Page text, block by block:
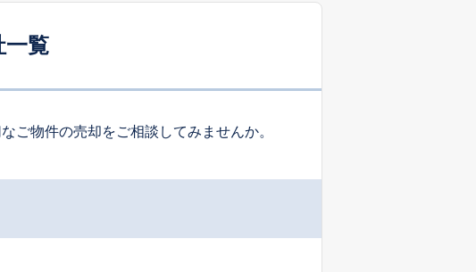
一覧
ご物件の売却をご相談してみませんか。